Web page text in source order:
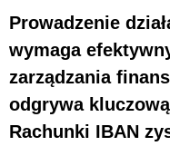
Prowadzenie
wymaga
zarządzania
odgrywa
Rachunki IBAN